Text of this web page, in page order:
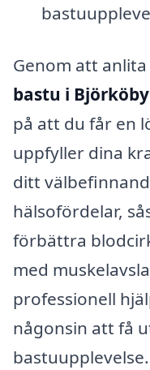
Genom att
bastu i Björköby
på att du får en
uppfyller dina
ditt
hälsofördelar,
förbättra
med
professionell
någonsin att få
bastuupplevelse.